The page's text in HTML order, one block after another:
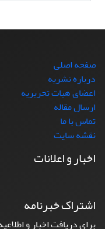
صفحه اصلی
درباره نشریه
اعضای هیات تحریریه
ارسال مقاله
تماس با ما
نقشه سایت
اخبار و اعلانات
اشتراک خبرنامه
برای دریافت اخبار و